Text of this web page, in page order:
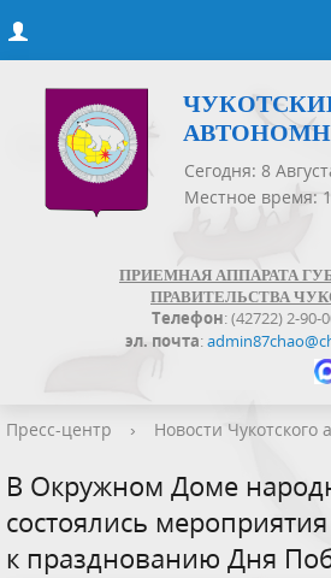
Сегодня: 8
Местное время:
ПРИЕМНАЯ АППАРАТА
ПРАВИТЕЛЬСТВА
Телефон: (42722) 2-90-
эл. почта:
Пресс-центр › Новости Чукотского
В Окружном Доме
состоялись
к празднованию Дня